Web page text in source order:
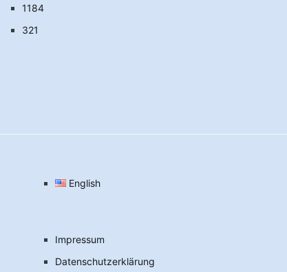
1184
321
English
Impressum
Datenschutzerklärung